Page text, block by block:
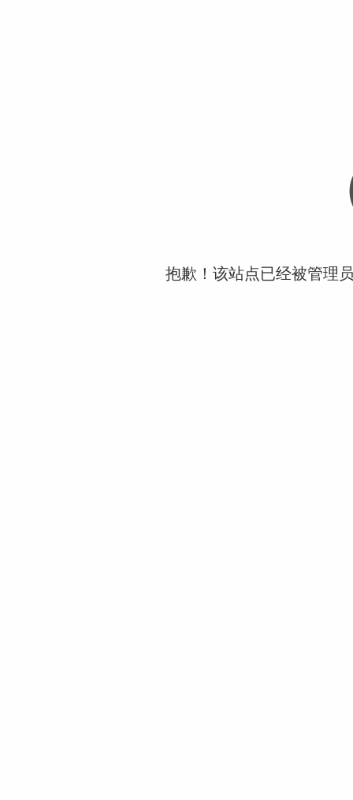
抱歉！该站点已经被管理